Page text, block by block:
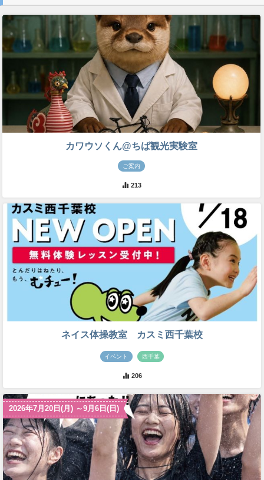
カワウソくん@ちば観光実験室
ご案内
213
ネイス体操教室 カスミ西千葉校
イベント 西千葉
206
2026年7月20日(月) ～9月6日(日)